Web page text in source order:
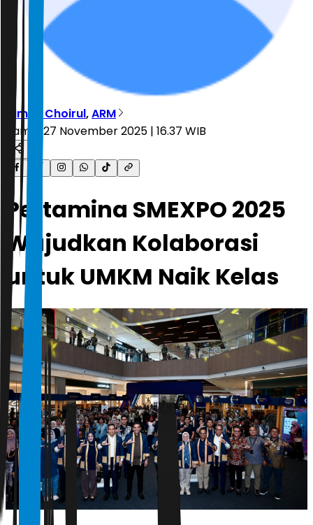
Dimas Choirul,ARM
Kamis, 27 November 2025 | 16.37 WIB
Pertamina SMEXPO 2025
Wujudkan Kolaborasi
untuk UMKM Naik Kelas